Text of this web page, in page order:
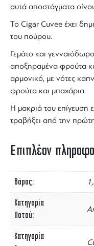
αυτά αποστάγματα
To Cigar Cuvee έχει
του πούρου.
Γεμάτο και
αποξηραμένα φρούτα
αρμονικό, με νότες
φρούτα και μπαχάρια.
Η μακριά του επίγευση
τραβήξει από την
Επιπλέον
Βάρος
Κατηγορία
Ποτού
Κατηγορία